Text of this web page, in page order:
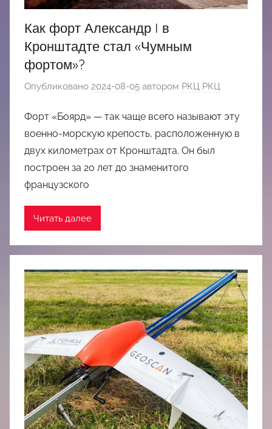
Как форт Александр I в
Кронштадте стал «Чумным
фортом»?
Опубликовано 2024-08-05 автором РКЦ РКЦ
Форт «Боярд» — так чаще всего называют эту
военно-морскую крепость, расположенную в
двух километрах от Кронштадта. Он был
построен за 20 лет до знаменитого
французского
Читать далее